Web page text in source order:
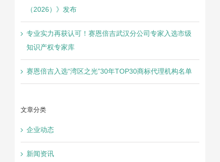
（2026）》发布
专业实力再获认可！赛恩倍吉武汉分公司专家入选市级
知识产权专家库
赛恩倍吉入选“湾区之光”30年TOP30商标代理机构名单
文章分类
企业动态
新闻资讯